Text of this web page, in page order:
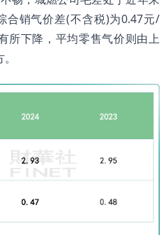
合销气价差(不含税)为0.47元/
所下降，平均零售气价则由上